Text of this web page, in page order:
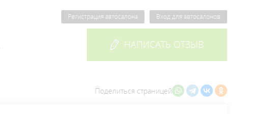
Регистрация автосалона Вход для автосалонов
НАПИСАТЬ ОТЗЫВ
Поделиться страницей